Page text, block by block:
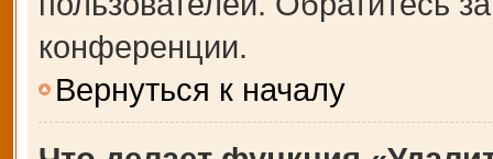
конференции.
Вернуться к началу